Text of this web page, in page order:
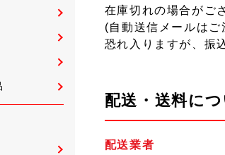
在庫切れの場合がご
(自動送信メールは
恐れ入りますが、振
配送・送料に
配送業者